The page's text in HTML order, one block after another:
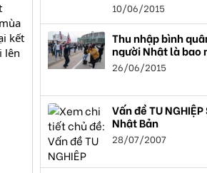
kết
lên
10/06/2015
Thu nhập bình
người Nhật là bao
26/06/2015
Vấn đề TU
Nhật Bản
28/07/2007